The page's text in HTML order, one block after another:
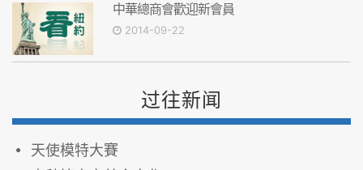
中華總商會歡迎新會員
2014-09-22
过往新闻
天使模特大賽